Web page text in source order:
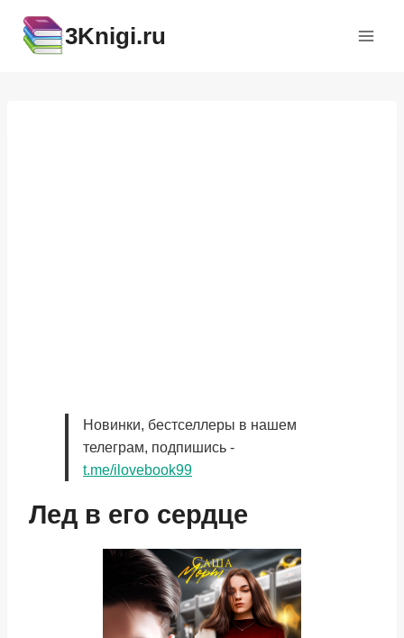
содержимому
3Knigi.ru
Новинки, бестселлеры в нашем
телеграм, подпишись -
t.me/ilovebook99
Лед в его сердце